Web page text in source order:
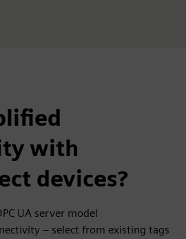
with
devices?
UA server model
– select from existing tags